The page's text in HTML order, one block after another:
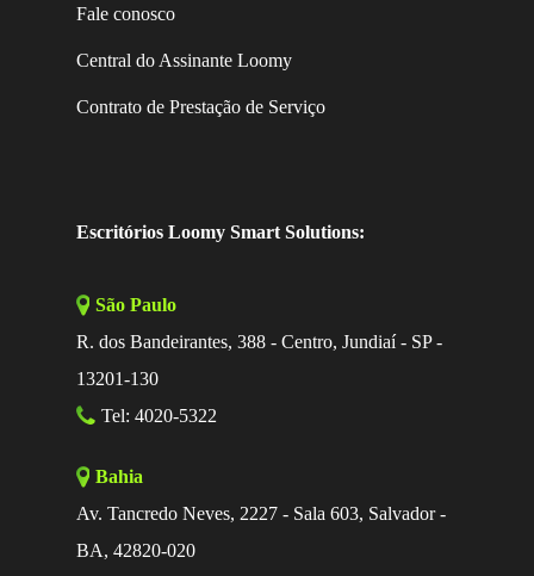
Fale conosco
Central do Assinante Loomy
Contrato de Prestação de Serviço
Escritórios Loomy Smart Solutions:
São Paulo
R. dos Bandeirantes, 388 - Centro, Jundiaí - SP -
13201-130
Tel: 4020-5322
Bahia
Av. Tancredo Neves, 2227 - Sala 603, Salvador -
BA, 42820-020